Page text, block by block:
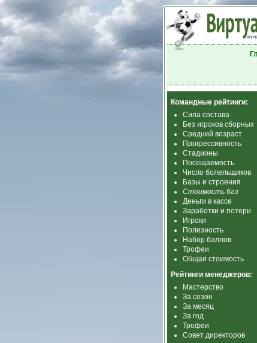
Командные рейтинги:
Сила состава
Без игроков сборных
Средний возраст
Прогрессивность
Стадионы
Посещаемость
Число болельщиков
Базы и строения
Стоимость баз
Деньги в кассе
Заработки и потери
Игроки
Полезность
Набор баллов
Трофеи
Общая стоимость
Рейтинги менеджеров:
Мастерство
За сезон
За месяц
За год
Трофеи
Совет директоров